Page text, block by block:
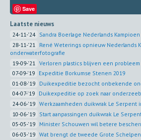
Save
Laatste nieuws
24-11-'24 Sandra Boerlage Nederlands
28-11-'21
René Weterings opnieuw Nederlands
onderwaterfotografie
19-09-'21
Verloren plastics blijven een probleem
07-09-'19 Expeditie Borkumse Stenen 2019
01-08-'19 Duikexpeditie bezocht onbekende
04-07-'19 Duikexpeditie op zoek naar
24-06-'19 Werkzaamheden duikwrak Le
10-06-'19 Start aanpassingen duikwrak Le
05-05-'19 Minister Schouwen wil betere
06-03-'19 Wat brengt de tweede Grote